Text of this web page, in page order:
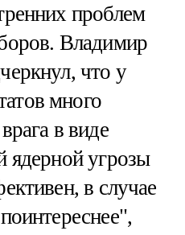
проблем
Владимир
что у
много
в виде
ядерной угрозы
в случае